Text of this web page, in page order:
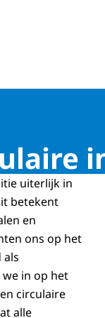
uiterlijk in
betekent
en
ons op het
als
in op het
circulaire
alle